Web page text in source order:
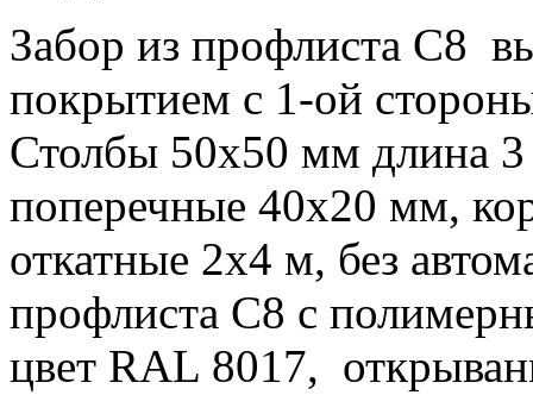
Забор из профлиста С8
покрытием с 1-ой
Столбы 50х50 мм длина
поперечные 40х20 мм,
откатные 2х4 м, без
профлиста С8 с
цвет RAL 8017,